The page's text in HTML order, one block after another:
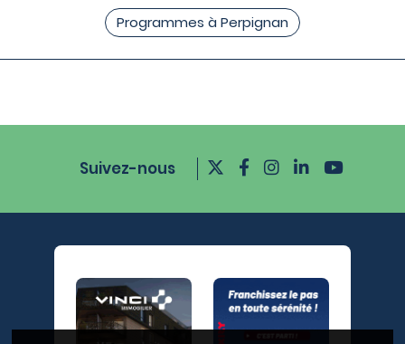
Programmes à Perpignan
Suivez-nous